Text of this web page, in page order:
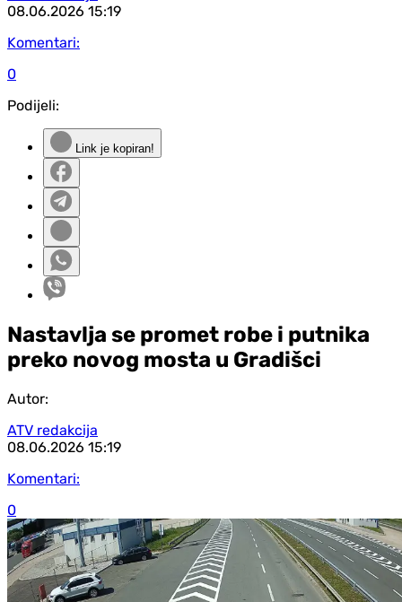
08.06.2026 15:19
Komentari:
0
Podijeli:
Link je kopiran!
Nastavlja se promet robe i putnika
preko novog mosta u Gradišci
Autor:
ATV redakcija
08.06.2026 15:19
Komentari:
0